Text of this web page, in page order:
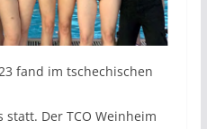
fand im tschechischen
statt. Der TCO Weinheim